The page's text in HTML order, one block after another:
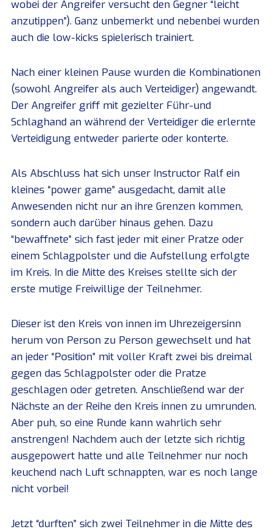
wobei der Angreifer versucht den Gegner “leicht
anzutippen”). Ganz unbemerkt und nebenbei wurden
auch die low-kicks spielerisch trainiert.
Nach einer kleinen Pause wurden die Kombinationen
(sowohl Angreifer als auch Verteidiger) angewandt.
Der Angreifer griff mit gezielter Führ-und
Schlaghand an während der Verteidiger die erlernte
Verteidigung entweder parierte oder konterte.
Als Abschluss hat sich unser Instructor Ralf ein
kleines “power game” ausgedacht, damit alle
Anwesenden nicht nur an ihre Grenzen kommen,
sondern auch darüber hinaus gehen. Dazu
“bewaffnete” sich fast jeder mit einer Pratze oder
einem Schlagpolster und die Aufstellung erfolgte
im Kreis. In die Mitte des Kreises stellte sich der
erste mutige Freiwillige der Teilnehmer.
Dieser ist den Kreis von innen im Uhrezeigersinn
herum von Person zu Person gewechselt und hat
an jeder “Position” mit voller Kraft zwei bis dreimal
gegen das Schlagpolster oder die Pratze
geschlagen oder getreten. Anschließend war der
Nächste an der Reihe den Kreis innen zu umrunden.
Aber puh, so eine Runde kann wahrlich sehr
anstrengen! Nachdem auch der letzte sich richtig
ausgepowert hatte und alle Teilnehmer nur noch
keuchend nach Luft schnappten, war es noch lange
nicht vorbei!
Jetzt “durften” sich zwei Teilnehmer in die Mitte des